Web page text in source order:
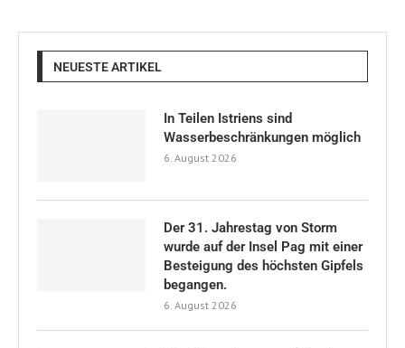
NEUESTE ARTIKEL
In Teilen Istriens sind
Wasserbeschränkungen möglich
6. August 2026
Der 31. Jahrestag von Storm
wurde auf der Insel Pag mit einer
Besteigung des höchsten Gipfels
begangen.
6. August 2026